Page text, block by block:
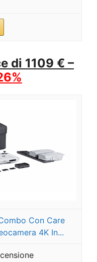
di 1109 € –
Con Care
4K In...